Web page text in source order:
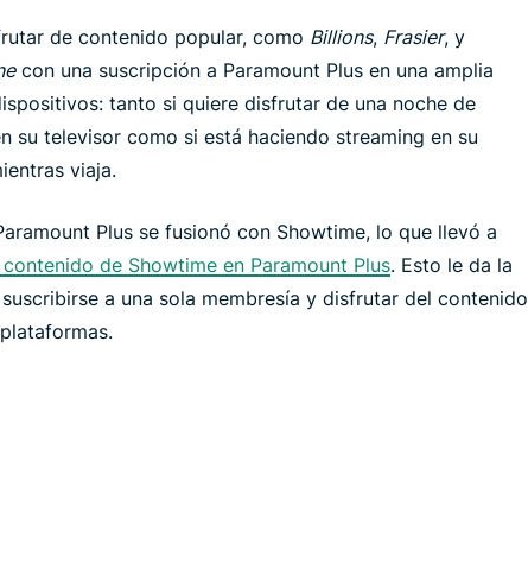
de contenido popular, como Billions, Frasier, y
con una suscripción a Paramount Plus en una amplia
tanto si quiere disfrutar de una noche de
su televisor como si está haciendo streaming en su
viaja.
Plus se fusionó con Showtime, lo que llevó a
de Showtime en Paramount Plus. Esto le da la
a una sola membresía y disfrutar del contenido